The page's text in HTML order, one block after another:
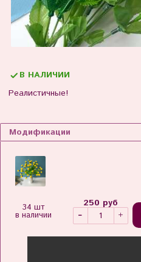
Реалистичные!
В НАЛИЧИИ
Модификации
34 шт
в наличии
250 руб